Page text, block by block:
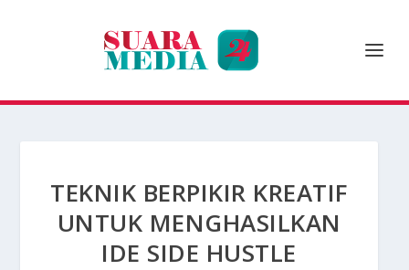
TEKNIK BERPIKIR KREATIF
UNTUK MENGHASILKAN
IDE SIDE HUSTLE